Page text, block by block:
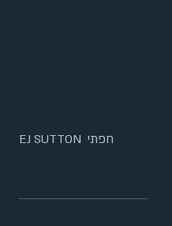
EJ SUTTON חפתי